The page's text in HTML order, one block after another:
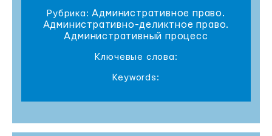
Рубрика:Административное право.
Административно-деликтное право.
Административный процесс
Ключевые слова:
Keywords: